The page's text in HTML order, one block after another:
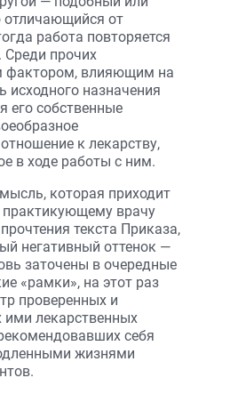
отличающийся от
работа повторяется
Среди прочих
фактором, влияющим на
исходного назначения
его собственные
к лекарству,
в ходе работы с ним.
которая приходит
врачу
текста Приказа,
негативный оттенок —
заточены в очередные
«рамки», на этот раз
проверенных и
ими лекарственных
себя
жизнями